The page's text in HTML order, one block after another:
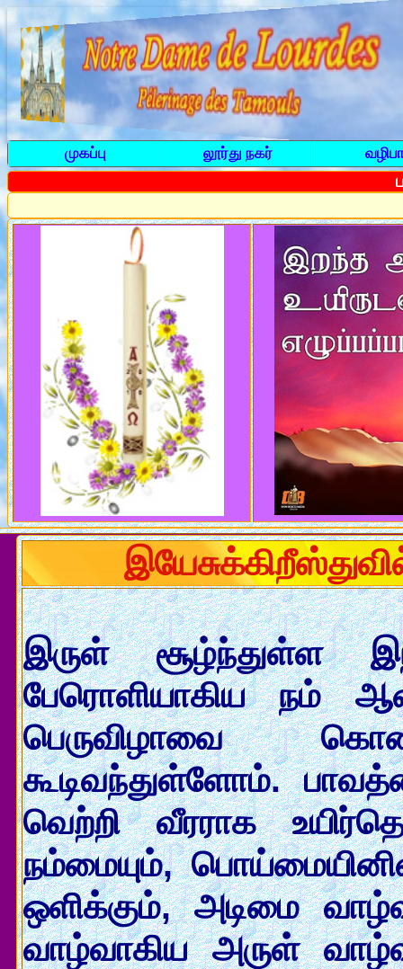
முகப்பு லூர்து நகர்
இருள் சூழ்ந்துள்ள
பேரொளியாகிய நம்
பெருவிழாவை
கூடிவந்துள்ளோம்.
வெற்றி வீரராக
நம்மையும்,
ஒளிக்கும், அடிமை
வாழ்வாகிய அருள்